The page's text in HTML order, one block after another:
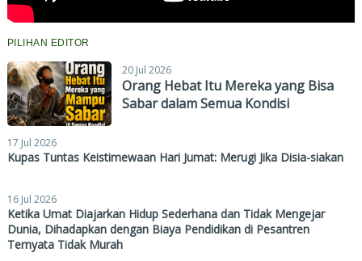
PILIHAN EDITOR
20 Jul 2026
Orang Hebat Itu Mereka yang Bisa
Sabar dalam Semua Kondisi
17 Jul 2026
Kupas Tuntas Keistimewaan Hari Jumat: Merugi Jika Disia-siakan
16 Jul 2026
Ketika Umat Diajarkan Hidup Sederhana dan Tidak Mengejar
Dunia, Dihadapkan dengan Biaya Pendidikan di Pesantren
Ternyata Tidak Murah